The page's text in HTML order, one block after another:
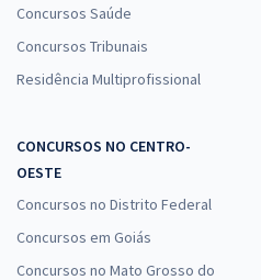
Concursos Saúde
Concursos Tribunais
Residência Multiprofissional
CONCURSOS NO CENTRO-
OESTE
Concursos no Distrito Federal
Concursos em Goiás
Concursos no Mato Grosso do